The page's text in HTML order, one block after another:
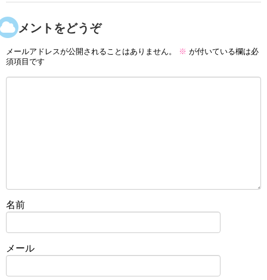
コメントをどうぞ
メールアドレスが公開されることはありません。 ※ が付いている欄は必
須項目です
名前
メール